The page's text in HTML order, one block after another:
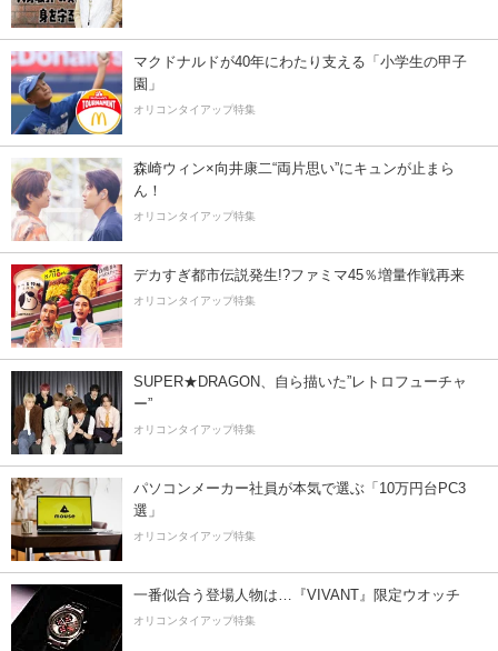
マクドナルドが40年にわたり支える「小学生の甲子
園」
オリコンタイアップ特集
森崎ウィン×向井康二“両片思い”にキュンが止まら
ん！
オリコンタイアップ特集
デカすぎ都市伝説発生!?ファミマ45％増量作戦再来
オリコンタイアップ特集
SUPER★DRAGON、自ら描いた”レトロフューチャ
ー”
オリコンタイアップ特集
パソコンメーカー社員が本気で選ぶ「10万円台PC3
選」
オリコンタイアップ特集
一番似合う登場人物は…『VIVANT』限定ウオッチ
オリコンタイアップ特集